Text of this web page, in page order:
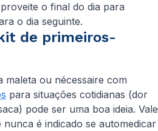
o final do dia para
o dia seguinte.
de primeiros-
maleta ou nécessaire com
para situações cotidianas (dor
pode ser uma boa ideia. Vale
é indicado se automedicar